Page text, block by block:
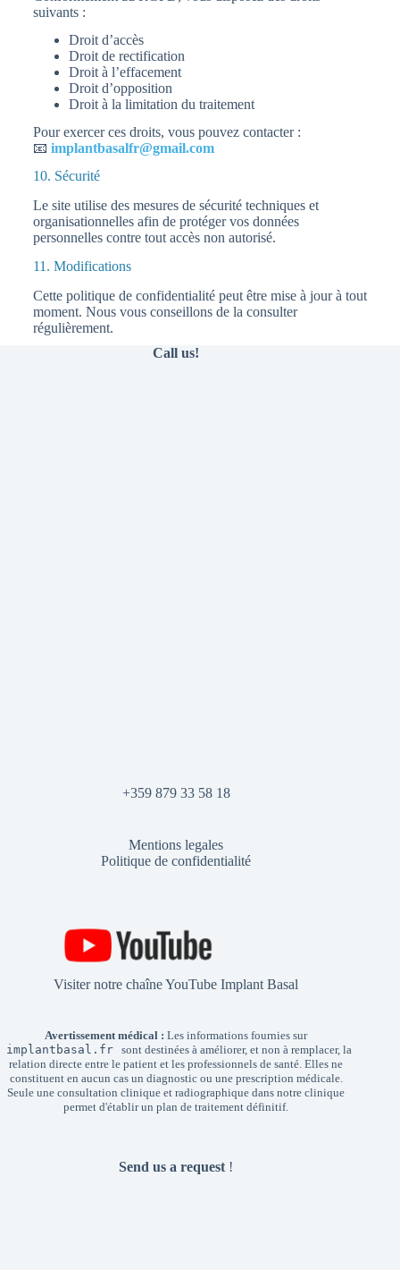
suivants :
Droit d’accès
Droit de rectification
Droit à l’effacement
Droit d’opposition
Droit à la limitation du traitement
Pour exercer ces droits, vous pouvez contacter :
📧 implantbasalfr@gmail.com
10. Sécurité
Le site utilise des mesures de sécurité techniques et
organisationnelles afin de protéger vos données
personnelles contre tout accès non autorisé.
11. Modifications
Cette politique de confidentialité peut être mise à jour à tout
moment. Nous vous conseillons de la consulter
régulièrement.
Call us!
+359 879 33 58 18
Mentions legales
Politique de confidentialité
Visiter notre chaîne YouTube Implant Basal
Avertissement médical : Les informations fournies sur
implantbasal.fr
sont destinées à améliorer, et non à remplacer, la
relation directe entre le patient et les professionnels de santé. Elles ne
constituent en aucun cas un diagnostic ou une prescription médicale.
Seule une consultation clinique et radiographique dans notre clinique
permet d'établir un plan de traitement définitif.
Send us a request !